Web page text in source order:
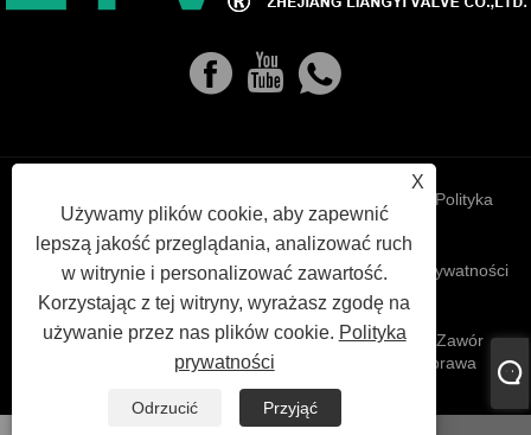
X
Używamy plików cookie, aby zapewnić
lepszą jakość przeglądania, analizować ruch
w witrynie i personalizować zawartość.
Korzystając z tej witryny, wyrażasz zgodę na
używanie przez nas plików cookie. Polityka
prywatności
Odrzucić
Przyjąć
Polityka
prywatności
Copyright © 2023 Zhejiang Liangyi Valve Co., Ltd. - Zawór
globalny, zawór kulowy, zawór odlewu - wszystkie prawa
zastrzeżone.